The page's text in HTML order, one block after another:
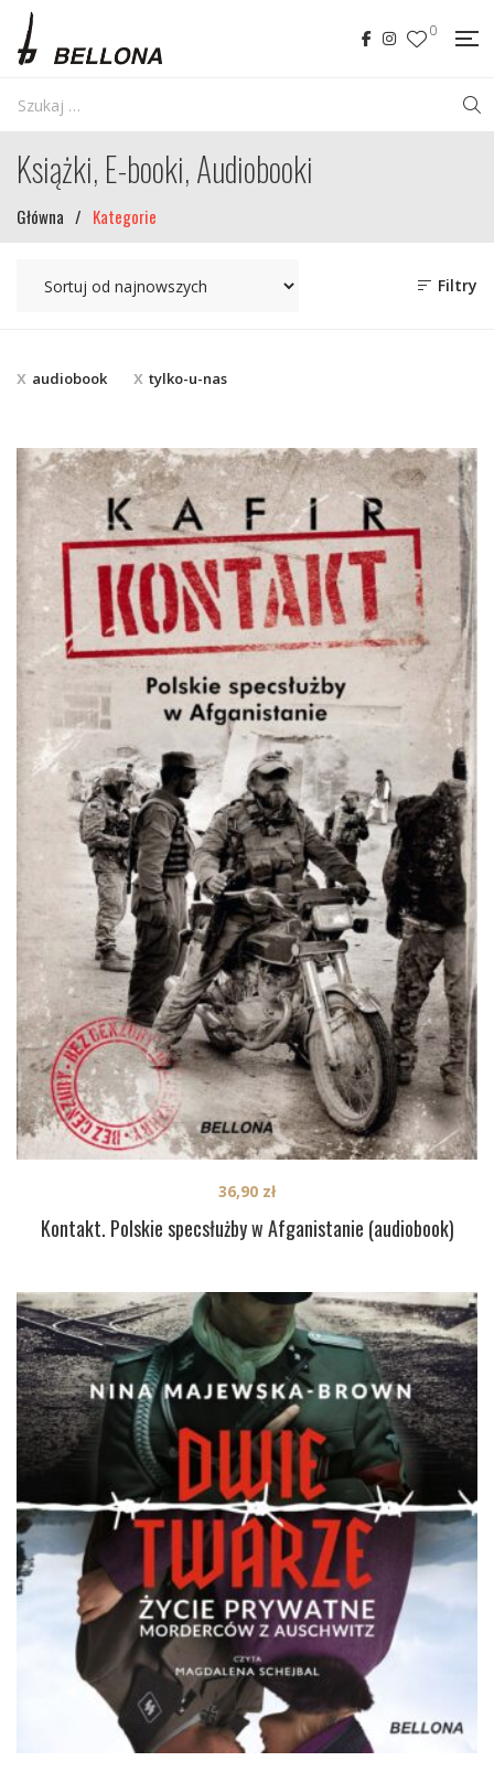
0
Książki, E-booki, Audiobooki
Główna / Kategorie
Filtry
audiobook tylko-u-nas
Kontakt. Polskie specsłużby w Afganistanie (audiobook)
36,90 zł